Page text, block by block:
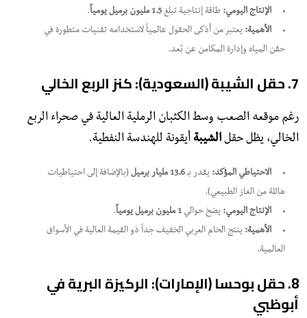
الإنتاج اليومي: طاقة إنتاجية تبلغ 1.5 مليون برميل يومياً
.
الأهمية: يعتبر من أذكى الحقول عالمياً لاستخدامه تقنيات متطورة في
حقن المياه وإدارة المكامن عن بُعد.
​7. حقل الشيبة (السعودية): كنز الربع الخالي
​رغم موقعه الصعب وسط الكثبان الرملية العالية في صحراء الربع
الخالي، يظل حقلالشيبةأيقونة للهندسة النفطية.
الاحتياطي المؤكد: يقدر بـ13.6 مليار برميل
(بالإضافة إلى احتياطيات
هائلة من الغاز الطبيعي).
الإنتاج اليومي: يضخ حوالي 1 مليون برميل يومياً
.
الأهمية: ينتج الخام العربي الخفيف جداً ذو القيمة العالية في الأسواق
العالمية.
​8. حقل بوحسا (الإمارات): الركيزة البرية في
أبوظبي